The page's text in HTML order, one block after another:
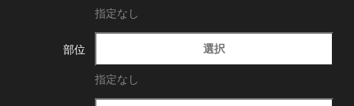
指定なし
部位 選択
指定なし